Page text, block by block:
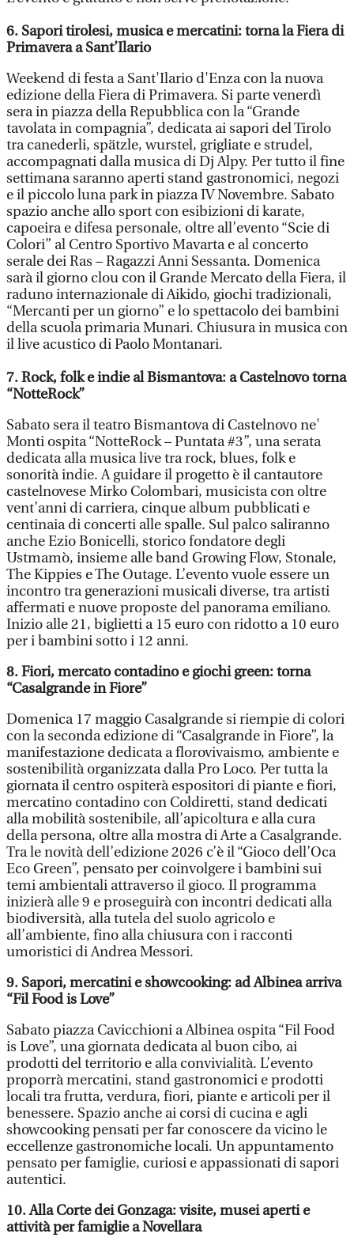
6. Sapori tirolesi, musica e mercatini: torna la Fiera di
Primavera a Sant’Ilario
Weekend di festa a Sant'Ilario d'Enza con la nuova
edizione della Fiera di Primavera. Si parte venerdì
sera in piazza della Repubblica con la “Grande
tavolata in compagnia”, dedicata ai sapori del Tirolo
tra canederli, spätzle, wurstel, grigliate e strudel,
accompagnati dalla musica di Dj Alpy. Per tutto il fine
settimana saranno aperti stand gastronomici, negozi
e il piccolo luna park in piazza IV Novembre. Sabato
spazio anche allo sport con esibizioni di karate,
capoeira e difesa personale, oltre all’evento “Scie di
Colori” al Centro Sportivo Mavarta e al concerto
serale dei Ras – Ragazzi Anni Sessanta. Domenica
sarà il giorno clou con il Grande Mercato della Fiera, il
raduno internazionale di Aikido, giochi tradizionali,
“Mercanti per un giorno” e lo spettacolo dei bambini
della scuola primaria Munari. Chiusura in musica con
il live acustico di Paolo Montanari.
7. Rock, folk e indie al Bismantova: a Castelnovo torna
“NotteRock”
Sabato sera il teatro Bismantova di Castelnovo ne'
Monti ospita “NotteRock – Puntata #3”, una serata
dedicata alla musica live tra rock, blues, folk e
sonorità indie. A guidare il progetto è il cantautore
castelnovese Mirko Colombari, musicista con oltre
vent’anni di carriera, cinque album pubblicati e
centinaia di concerti alle spalle. Sul palco saliranno
anche Ezio Bonicelli, storico fondatore degli
Ustmamò, insieme alle band Growing Flow, Stonale,
The Kippies e The Outage. L’evento vuole essere un
incontro tra generazioni musicali diverse, tra artisti
affermati e nuove proposte del panorama emiliano.
Inizio alle 21, biglietti a 15 euro con ridotto a 10 euro
per i bambini sotto i 12 anni.
8. Fiori, mercato contadino e giochi green: torna
“Casalgrande in Fiore”
Domenica 17 maggio Casalgrande si riempie di colori
con la seconda edizione di “Casalgrande in Fiore”, la
manifestazione dedicata a florovivaismo, ambiente e
sostenibilità organizzata dalla Pro Loco. Per tutta la
giornata il centro ospiterà espositori di piante e fiori,
mercatino contadino con Coldiretti, stand dedicati
alla mobilità sostenibile, all’apicoltura e alla cura
della persona, oltre alla mostra di Arte a Casalgrande.
Tra le novità dell’edizione 2026 c’è il “Gioco dell’Oca
Eco Green”, pensato per coinvolgere i bambini sui
temi ambientali attraverso il gioco. Il programma
inizierà alle 9 e proseguirà con incontri dedicati alla
biodiversità, alla tutela del suolo agricolo e
all’ambiente, fino alla chiusura con i racconti
umoristici di Andrea Messori.
9. Sapori, mercatini e showcooking: ad Albinea arriva
“Fil Food is Love”
Sabato piazza Cavicchioni a Albinea ospita “Fil Food
is Love”, una giornata dedicata al buon cibo, ai
prodotti del territorio e alla convivialità. L’evento
proporrà mercatini, stand gastronomici e prodotti
locali tra frutta, verdura, fiori, piante e articoli per il
benessere. Spazio anche ai corsi di cucina e agli
showcooking pensati per far conoscere da vicino le
eccellenze gastronomiche locali. Un appuntamento
pensato per famiglie, curiosi e appassionati di sapori
autentici.
10. Alla Corte dei Gonzaga: visite, musei aperti e
attività per famiglie a Novellara